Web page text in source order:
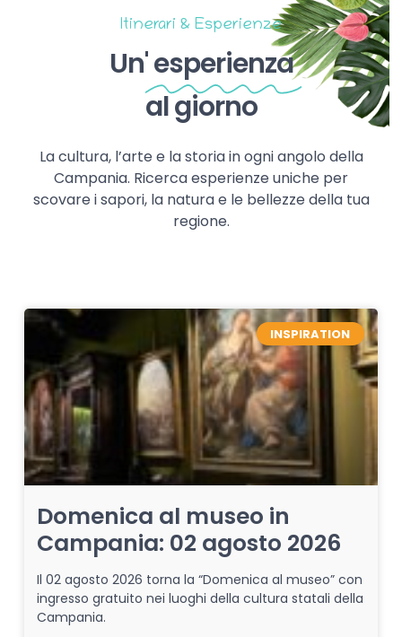
Itinerari & Esperienze
Un'esperienza
al giorno
La cultura, l’arte e la storia in ogni angolo della
Campania. Ricerca esperienze uniche per
scovare i sapori, la natura e le bellezze della tua
regione.
INSPIRATION
Domenica al museo in
Campania: 02 agosto 2026
Il 02 agosto 2026 torna la “Domenica al museo” con
ingresso gratuito nei luoghi della cultura statali della
Campania.